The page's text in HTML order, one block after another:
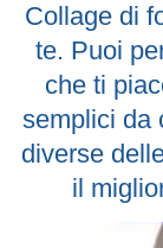
Collage di
te. Puoi
che ti
semplici da
diverse
il